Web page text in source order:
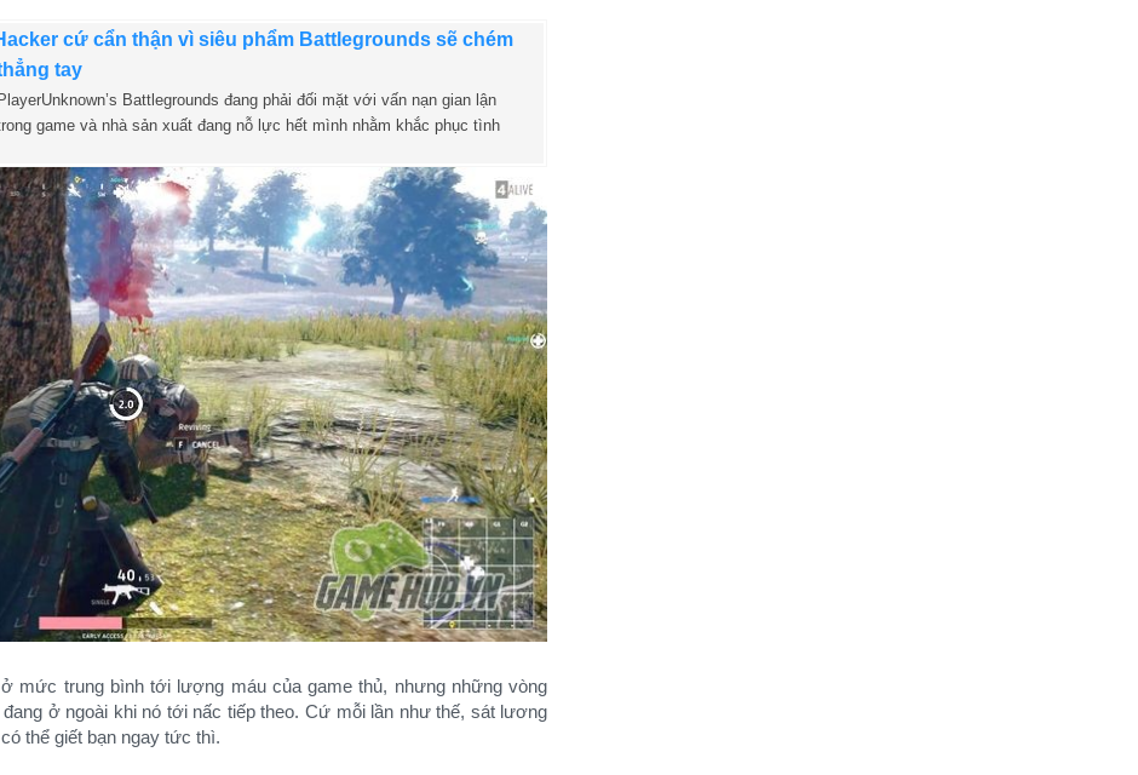
cứ cẩn thận vì siêu phẩm Battlegrounds sẽ chém
tay
PlayerUnknown’s Battlegrounds đang phải đối mặt với vấn nạn gian lận
game và nhà sản xuất đang nỗ lực hết mình nhằm khắc phục tình
mức trung bình tới lượng máu của game thủ, nhưng những vòng
ở ngoài khi nó tới nấc tiếp theo. Cứ mỗi lần như thế, sát lương
thể giết bạn ngay tức thì.